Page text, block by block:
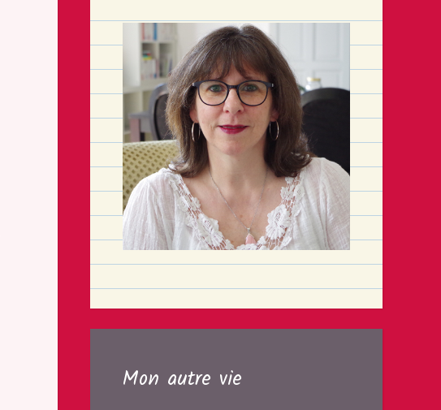
Mon autre vie